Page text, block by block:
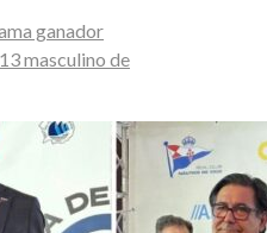
ganador
masculino de